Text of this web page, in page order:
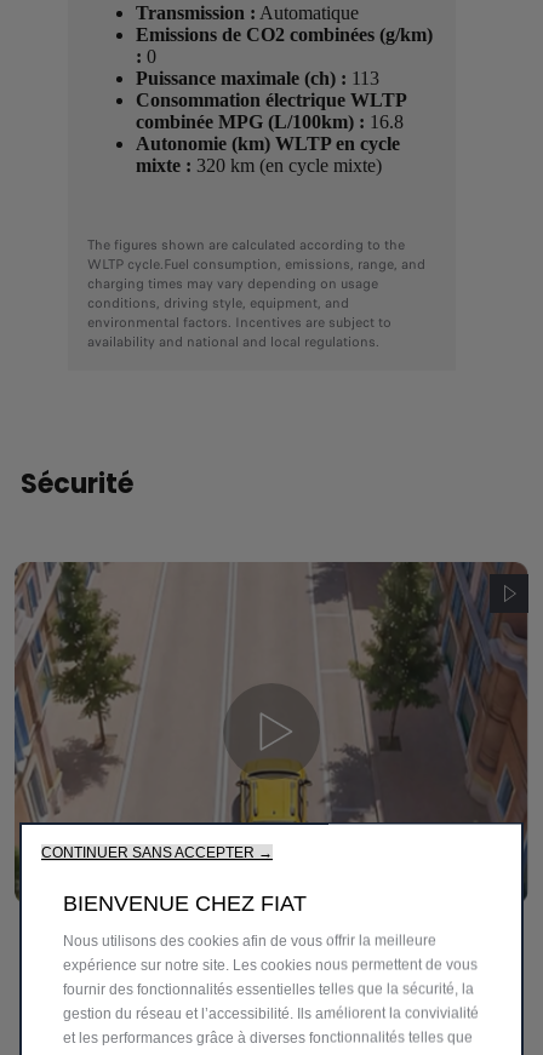
Transmission : Automatique
Emissions de CO2 combinées (g/km)
: 0
Puissance maximale (ch) : 113
Consommation électrique WLTP
combinée MPG (L/100km) : 16.8
Autonomie (km) WLTP en cycle
mixte : 320 km (en cycle mixte)
The figures shown are calculated according to the
WLTP cycle.Fuel consumption, emissions, range, and
charging times may vary depending on usage
conditions, driving style, equipment, and
environmental factors. Incentives are subject to
availability and national and local regulations.
Sécurité
Aide au maintien de la trajectoire
Grâce à ses capteurs, ce système actif à partir de 60 km/h,
vous aide à maintenir la bonne trajectoire en exerçant une
légère résistance sur le volant, afin de ramener le véhicule
CONTINUER SANS ACCEPTER →
BIENVENUE CHEZ FIAT
Nous utilisons des cookies afin de vous offrir la meilleure
expérience sur notre site. Les cookies nous permettent de vous
fournir des fonctionnalités essentielles telles que la sécurité, la
gestion du réseau et l’accessibilité. Ils améliorent la convivialité
et les performances grâce à diverses fonctionnalités telles que